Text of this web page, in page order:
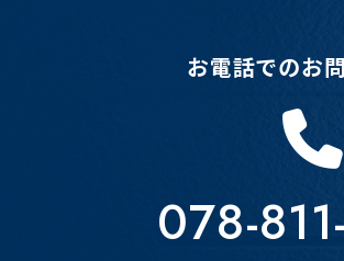
お電話でのお
078-